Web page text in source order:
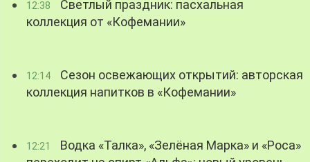
12:38
Светлый праздник: пасхальная
коллекция от «Кофемании»
12:14
Сезон освежающих открытий: авторская
коллекция напитков в «Кофемании»
12:21
Водка «Талка», «Зелёная Марка» и «Роса»